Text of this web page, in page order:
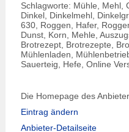
Schlagworte: Mühle, Mehl,
Dinkel, Dinkelmehl,
630, Roggen, Hafer,
Dunst, Korn, Mehle,
Brotrezept, Brotrezepte,
Mühlenladen,
Sauerteig, Hefe, Online
Die Homepage des
Eintrag ändern
Anbieter-Detailseite